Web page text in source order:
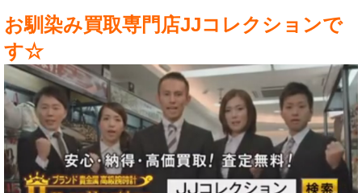
お馴染み買取専門店JJコレクションで
す☆